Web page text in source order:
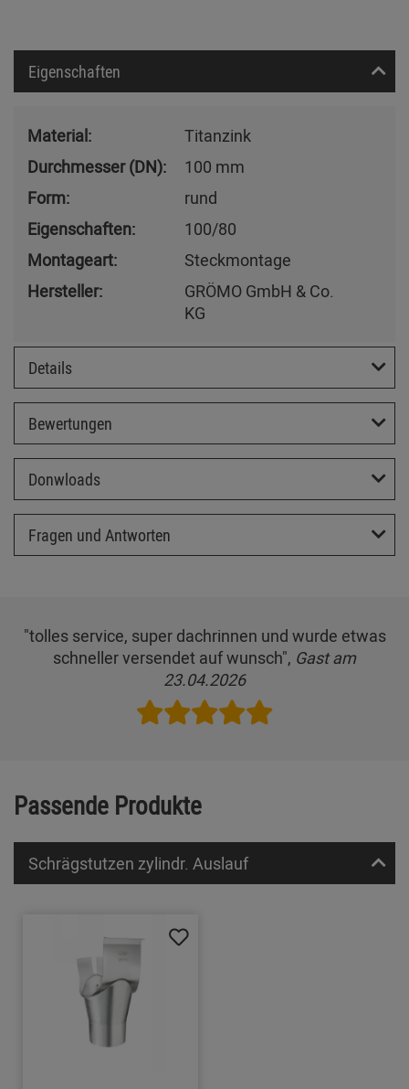
Eigenschaften
Material:
Titanzink
Durchmesser (DN):
100 mm
Form:
rund
Eigenschaften:
100/80
Montageart:
Steckmontage
Hersteller:
GRÖMO GmbH & Co.
KG
Details
Bewertungen
Donwloads
Fragen und Antworten
"tolles service, super dachrinnen und wurde etwas
schneller versendet auf wunsch", Gast am
23.04.2026
Passende Produkte
Schrägstutzen zylindr. Auslauf